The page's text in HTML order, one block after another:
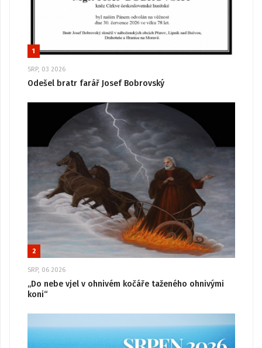
1
SRP, 03 2026
Odešel bratr farář Josef Bobrovský
2
SRP, 06 2026
„Do nebe vjel v ohnivém kočáře taženého ohnivými
koni“